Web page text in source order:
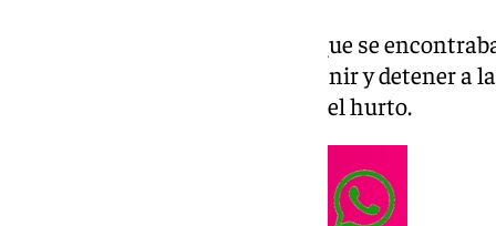
Agentes de la Policía Nacional que se
situación, procedieron a intervenir y detener a
actuación, los agentes evitaron el hurto.